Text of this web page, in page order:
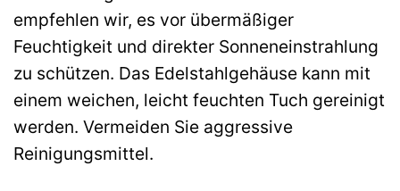
empfehlen wir, es vor übermäßiger
Feuchtigkeit und direkter Sonneneinstrahlung
zu schützen. Das Edelstahlgehäuse kann mit
einem weichen, leicht feuchten Tuch gereinigt
werden. Vermeiden Sie aggressive
Reinigungsmittel.